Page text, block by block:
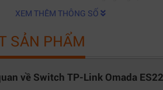
XEM THÊM THÔNG SỐ
SẢN PHẨM
về Switch TP-Link Omada